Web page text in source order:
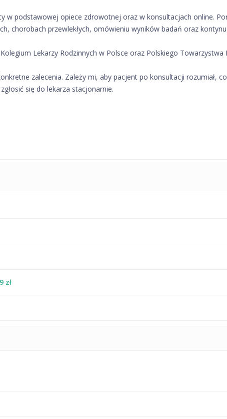
w podstawowej opiece zdrowotnej oraz w konsultacjach online.
chorobach przewlekłych, omówieniu wyników badań oraz
Lekarzy Rodzinnych w Polsce oraz Polskiego Towarzystwa
zalecenia. Zależy mi, aby pacjent po konsultacji rozumiał,
się do lekarza stacjonarnie.
zł